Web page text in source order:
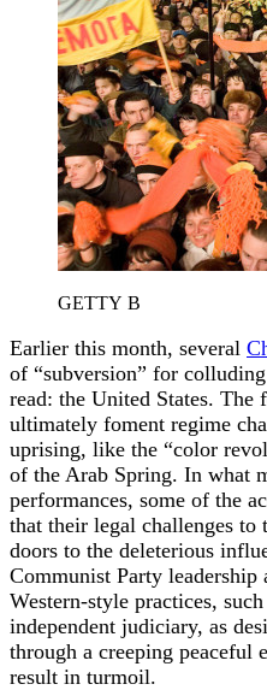
GETTY B
Earlier this month, several
of “subversion” for
read: the United States. The
ultimately foment regime
uprising, like the “color
of the Arab Spring. In what
performances, some of the
that their legal challenges to
doors to the deleterious
Communist Party leadership
Western-style practices,
independent judiciary, as
through a creeping
result in turmoil.